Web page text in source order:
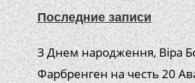
Последние записи
З Днем народження, Віра
Фарбренген на честь 20